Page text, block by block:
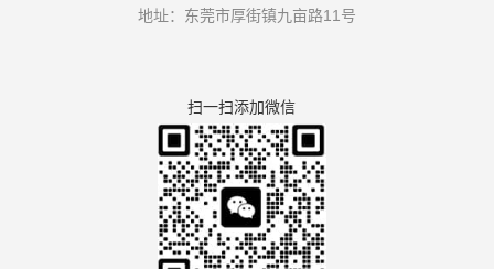
地址：东莞市厚街镇九亩路11号
扫一扫添加微信